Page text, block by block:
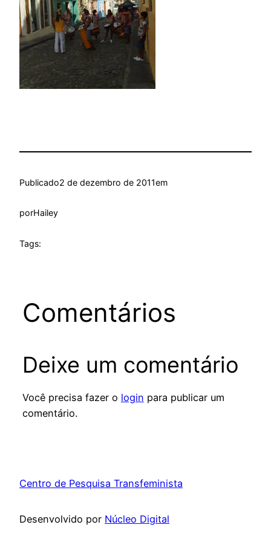
Publicado2 de dezembro de 2011em
porHailey
Tags:
Comentários
Deixe um comentário
Você precisa fazer o login para publicar um
comentário.
Centro de Pesquisa Transfeminista
Desenvolvido por Núcleo Digital